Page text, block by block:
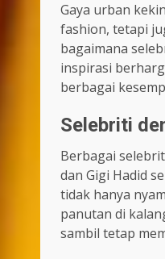
Gaya urban
fashion, tetapi
bagaimana
inspirasi
berbagai
Selebriti
Berbagai
dan Gigi Hadid
tidak hanya
panutan di
sambil tetap